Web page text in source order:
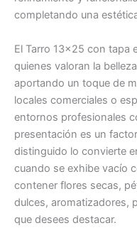
completando una
El Tarro 13×25 con tapa
quienes valoran la
aportando un toque de
locales comerciales o
entornos profesionales
presentación es un
distinguido lo convierte
cuando se exhibe vacío
contener flores secas,
dulces, aromatizadores,
que desees destacar.